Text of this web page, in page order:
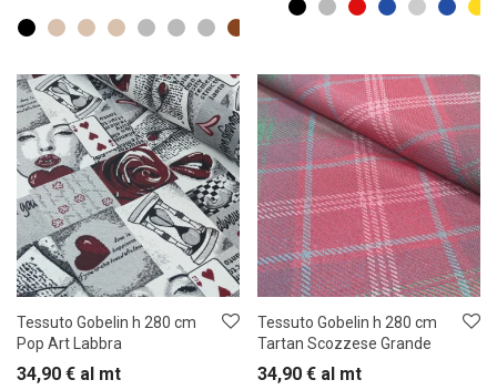
Tessuto Gobelin h 280 cm
Pop Art Labbra
34,90 € al mt
Tessuto Gobelin h 280 cm
Tartan Scozzese Grande
34,90 € al mt